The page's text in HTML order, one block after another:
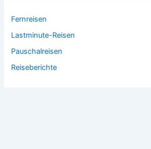
Fernreisen
Lastminute-Reisen
Pauschalreisen
Reiseberichte